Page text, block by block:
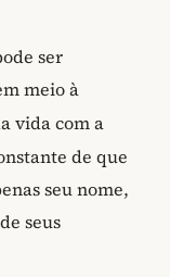
ser
meio à
vida com a
de que
seu nome,
seus